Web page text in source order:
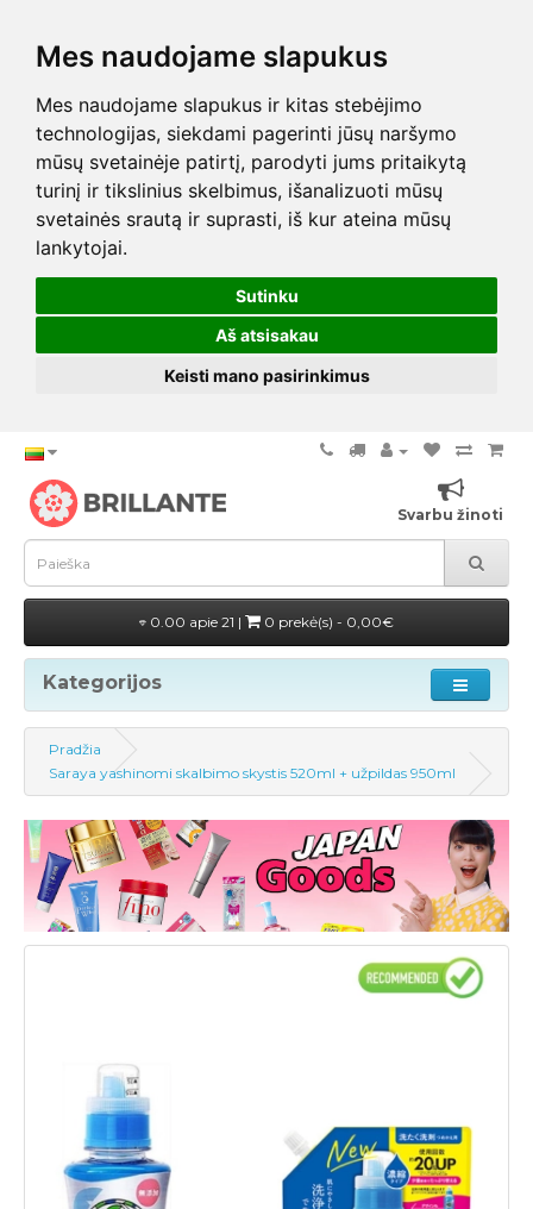
Mes naudojame slapukus
Mes naudojame slapukus ir kitas stebėjimo
technologijas, siekdami pagerinti jūsų naršymo
mūsų svetainėje patirtį, parodyti jums pritaikytą
turinį ir tikslinius skelbimus, išanalizuoti mūsų
svetainės srautą ir suprasti, iš kur ateina mūsų
lankytojai.
Sutinku
Aš atsisakau
Keisti mano pasirinkimus
Svarbu žinoti
0.00 apie 21 | 0 prekė(s) - 0,00€
Kategorijos
Pradžia
Saraya yashinomi skalbimo skystis 520ml + užpildas 950ml